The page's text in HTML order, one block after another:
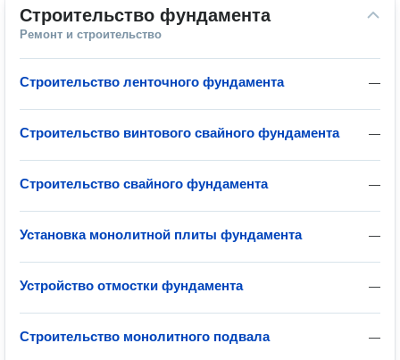
Строительство фундамента
Ремонт и строительство
—
Строительство ленточного фундамента
—
Строительство винтового свайного фундамента
—
Строительство свайного фундамента
—
Установка монолитной плиты фундамента
—
Устройство отмостки фундамента
—
Строительство монолитного подвала